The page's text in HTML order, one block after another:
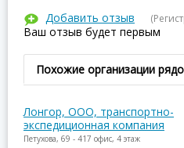
Добавить отзыв
Ваш отзыв будет первым
Похожие организации
Лонгор, ООО, транспортно-
экспедиционная компания
Петухова, 69 - 417 офис, 4 этаж